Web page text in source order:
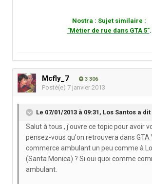
Nostra : Sujet similaire :
"Métier de rue dans GTA 5".
Mcfly_7 3 306
Posté(e) 7 janvier 2013
Le 07/01/2013 à 09:31, Los Santos a dit
Salut à tous , j'ouvre ce topic pour avoir
pensez-vous qu'on retrouvera dans GTA
commerce ambulant un peu comme à
(Santa Monica) ? Si oui quoi comme
ambulant.